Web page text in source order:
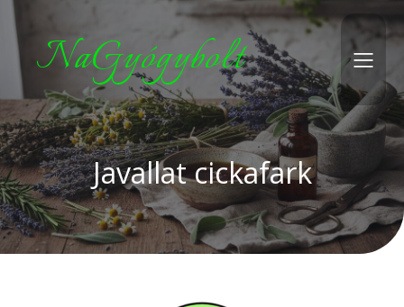
NaGyógybolt
Javallat cickafark